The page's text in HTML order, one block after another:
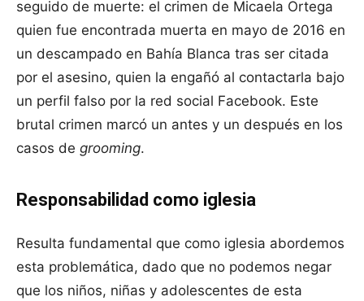
seguido de muerte: el crimen de Micaela Ortega
quien fue encontrada muerta en mayo de 2016 en
un descampado en Bahía Blanca tras ser citada
por el asesino, quien la engañó al contactarla bajo
un perfil falso por la red social Facebook. Este
brutal crimen marcó un antes y un después en los
casos de grooming.
Responsabilidad como iglesia
Resulta fundamental que como iglesia abordemos
esta problemática, dado que no podemos negar
que los niños, niñas y adolescentes de esta